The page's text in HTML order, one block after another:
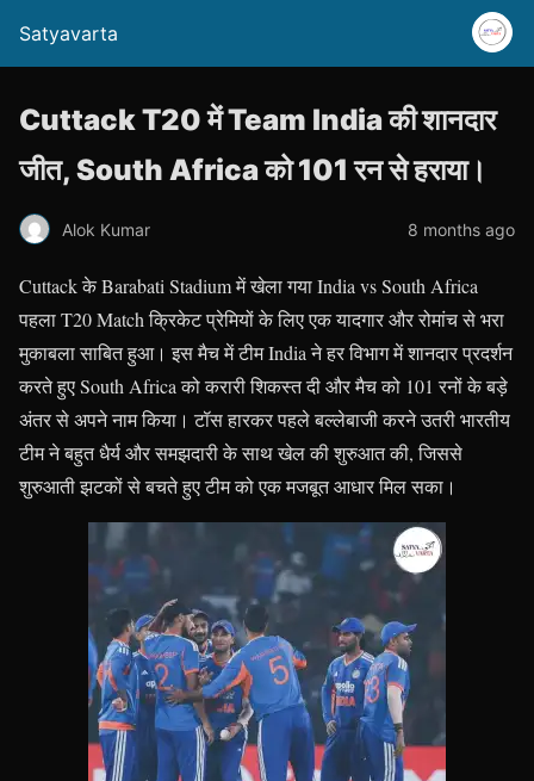
Satyavarta
Cuttack T20 में Team India की शानदार
जीत, South Africa को 101 रन से हराया।
Alok Kumar 8 months ago
Cuttack के Barabati Stadium में खेला गया India vs South Africa
पहला T20 Match क्रिकेट प्रेमियों के लिए एक यादगार और रोमांच से भरा
मुकाबला साबित हुआ। इस मैच में टीम India ने हर विभाग में शानदार प्रदर्शन
करते हुए South Africa को करारी शिकस्त दी और मैच को 101 रनों के बड़े
अंतर से अपने नाम किया। टॉस हारकर पहले बल्लेबाजी करने उतरी भारतीय
टीम ने बहुत धैर्य और समझदारी के साथ खेल की शुरुआत की, जिससे
शुरुआती झटकों से बचते हुए टीम को एक मजबूत आधार मिल सका।